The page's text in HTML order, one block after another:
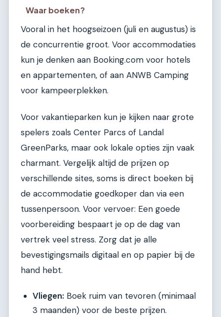
Waar boeken?
Vooral in het hoogseizoen (juli en augustus) is
de concurrentie groot. Voor accommodaties
kun je denken aan Booking.com voor hotels
en appartementen, of aan ANWB Camping
voor kampeerplekken.
Voor vakantieparken kun je kijken naar grote
spelers zoals Center Parcs of Landal
GreenParks, maar ook lokale opties zijn vaak
charmant. Vergelijk altijd de prijzen op
verschillende sites, soms is direct boeken bij
de accommodatie goedkoper dan via een
tussenpersoon. Voor vervoer: Een goede
voorbereiding bespaart je op de dag van
vertrek veel stress. Zorg dat je alle
bevestigingsmails digitaal en op papier bij de
hand hebt.
Vliegen: Boek ruim van tevoren (minimaal
3 maanden) voor de beste prijzen.